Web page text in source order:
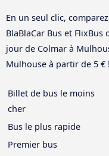
En un seul clic,
BlaBlaCar Bus et
jour de Colmar à
Mulhouse à partir de 5 € !
Billet de bus le moins
cher
Bus le plus rapide
Premier bus